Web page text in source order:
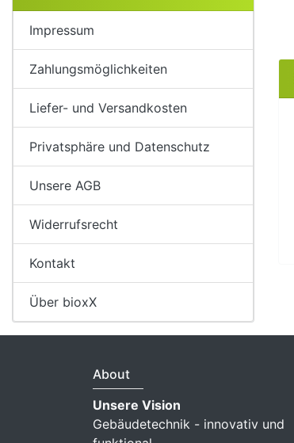
Impressum
Zahlungsmöglichkeiten
Liefer- und Versandkosten
Privatsphäre und Datenschutz
Unsere AGB
Widerrufsrecht
Kontakt
Über bioxX
About
Unsere Vision
Gebäudetechnik - innovativ und